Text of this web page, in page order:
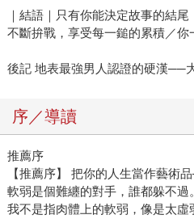
｜結語｜只有你能決定故事的結尾
不斷拚戰，享受每一鎚的累積／
後記 地表最強男人認證的硬漢──
序／導讀
推薦序
【推薦序】 把你的人生當作藝術
軟弱是個難纏的對手，誰都躲不過。
我不是指肉體上的軟弱，像是太